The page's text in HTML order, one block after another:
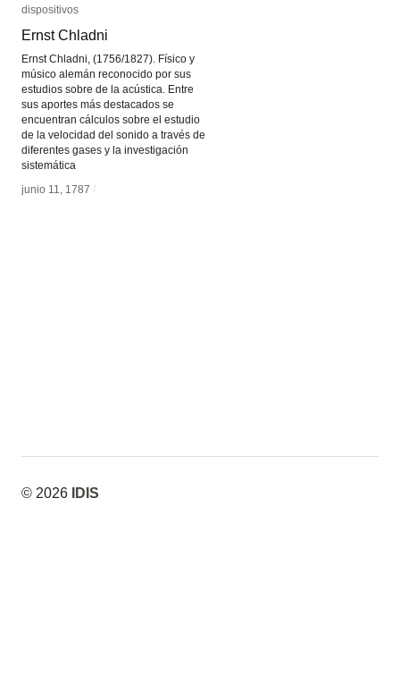
dispositivos
Ernst Chladni
Ernst Chladni, (1756/1827). Físico y
músico alemán reconocido por sus
estudios sobre de la acústica. Entre
sus aportes más destacados se
encuentran cálculos sobre el estudio
de la velocidad del sonido a través de
diferentes gases y la investigación
sistemática
junio 11, 1787 /
dispositivos
Ernst Chladni
junio 11, 1787 /
© 2026 IDIS